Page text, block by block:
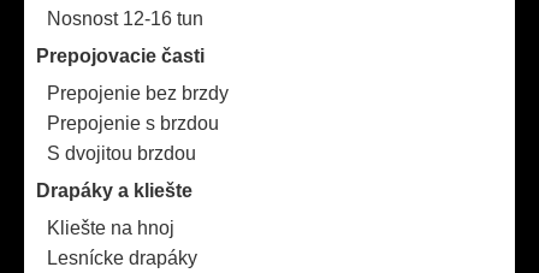
Nosnost 12-16 tun
Prepojovacie časti
Prepojenie bez brzdy
Prepojenie s brzdou
S dvojitou brzdou
Drapáky a kliešte
Kliešte na hnoj
Lesnícke drapáky